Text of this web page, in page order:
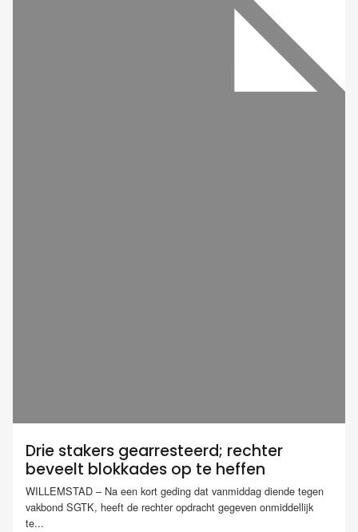
Drie stakers gearresteerd; rechter
beveelt blokkades op te heffen
WILLEMSTAD – Na een kort geding dat vanmiddag diende tegen
vakbond SGTK, heeft de rechter opdracht gegeven onmiddellijk
te...